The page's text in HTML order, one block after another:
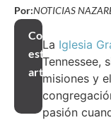
Por:NOTICIAS
Compartir
este
artículo
La Iglesia
Tennessee,
misiones y
pasión